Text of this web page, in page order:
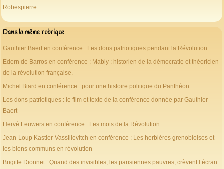
Robespierre
Dans la même rubrique
Gauthier Baert en conférence : Les dons patriotiques pendant la Révolution
Edern de Barros en conférence : Mably : historien de la démocratie et théoricien
de la révolution française.
Michel Biard en conférence : pour une histoire politique du Panthéon
Les dons patriotiques : le film et texte de la conférence donnée par Gauthier
Baert
Hervé Leuwers en conférence : Les mots de la Révolution
Jean-Loup Kastler-Vassilievitch en conférence : Les herbières grenobloises et
les biens communs en révolution
Brigitte Dionnet : Quand des invisibles, les parisiennes pauvres, crèvent l’écran